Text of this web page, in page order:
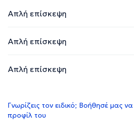
Απλή επίσκεψη
Απλή επίσκεψη
Απλή επίσκεψη
Γνωρίζεις τον ειδικό; Βοήθησέ μας
προφίλ του